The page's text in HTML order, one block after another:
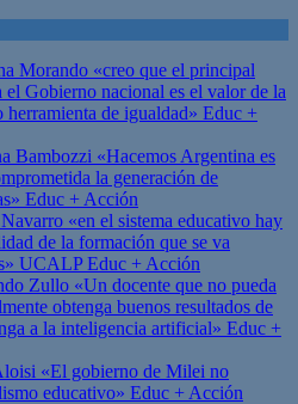
Morando «creo que el principal
Gobierno nacional es el valor de la
de igualdad» Educ +
Bambozzi «Hacemos Argentina es
la generación de
Educ + Acción
«en el sistema educativo hay
de la formación que se va
UCALPEduc + Acción
Zullo «Un docente que no pueda
obtenga buenos resultados de
a la inteligencia artificial» Educ +
«El gobierno de Milei no
educativo» Educ + Acción